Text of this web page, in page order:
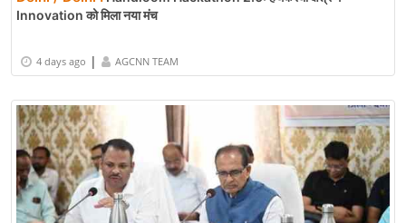
Innovation को मिला नया मंच
4 days ago | AGCNN TEAM